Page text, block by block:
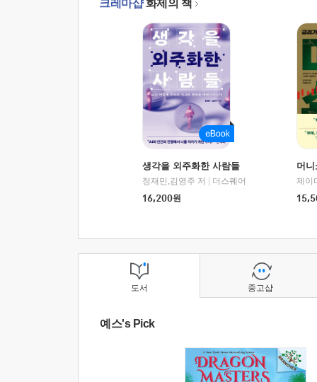
크레마샵화제의 책
생각을 외주화한 사람들
정재민,김영주 저
더스퀘어
16,200원
머
도서
예스's Pick
중고샵